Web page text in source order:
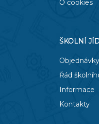
O cookies
ŠKOLNÍ
Řád
Informace
Kontakty